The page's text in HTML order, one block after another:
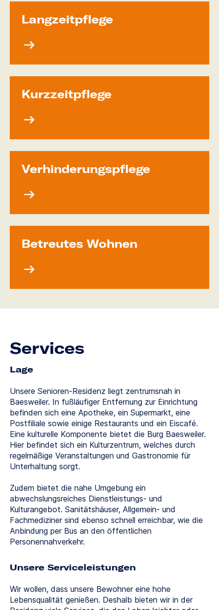
Langzeit­pflege
Kurzzeit­pflege
Verhinde­rungs­pflege
Betreutes Wohnen
Services
Lage
Unsere Senioren-Residenz liegt zentrumsnah in
Baesweiler. In fußläufiger Entfernung zur Einrichtung
befinden sich eine Apotheke, ein Supermarkt, eine
Postfiliale sowie einige Restaurants und ein Eiscafé.
Eine kulturelle Komponente bietet die Burg Baesweiler.
Hier befindet sich ein Kulturzentrum, welches durch
regelmäßige Veranstaltungen und Gastronomie für
Unterhaltung sorgt.
Zudem bietet die nahe Umgebung ein
abwechslungsreiches Dienstleistungs- und
Kulturangebot. Sanitätshäuser, Allgemein- und
Fachmediziner sind ebenso schnell erreichbar, wie die
Anbindung per Bus an den öffentlichen
Personennahverkehr.
Unsere Serviceleistungen
Wir wollen, dass unsere Bewohner eine hohe
Lebensqualität genießen. Deshalb bieten wir in der